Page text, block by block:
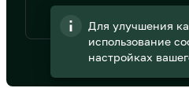
Для улучшения
использование
настройках